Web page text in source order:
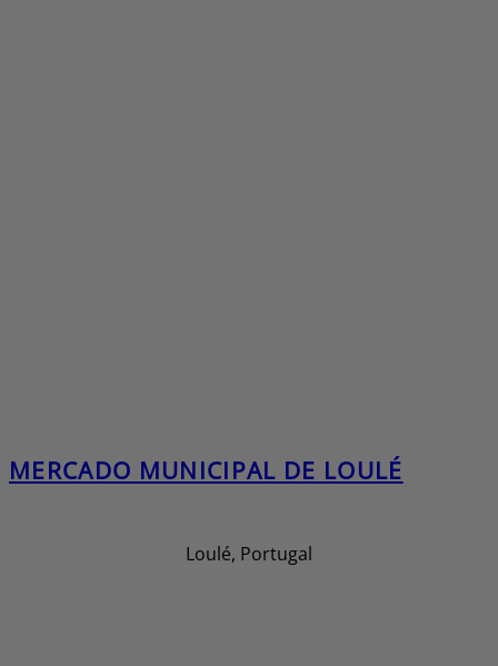
MERCADO MUNICIPAL DE LOULÉ
Loulé, Portugal